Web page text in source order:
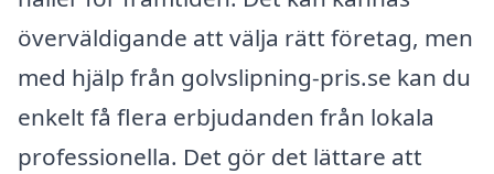
överväldigande att välja rätt företag, men
med hjälp från golvslipning-pris.se kan du
enkelt få flera erbjudanden från lokala
professionella. Det gör det lättare att